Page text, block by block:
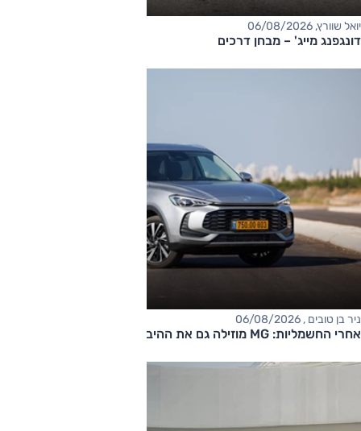
יואל שוורץ, 06/08/2026
דונגפנג מייג' – מבחן דרכים
ניר בן טובים , 06/08/2026
אחרי החשמליות: MG מוזילה גם את ההיברידיות